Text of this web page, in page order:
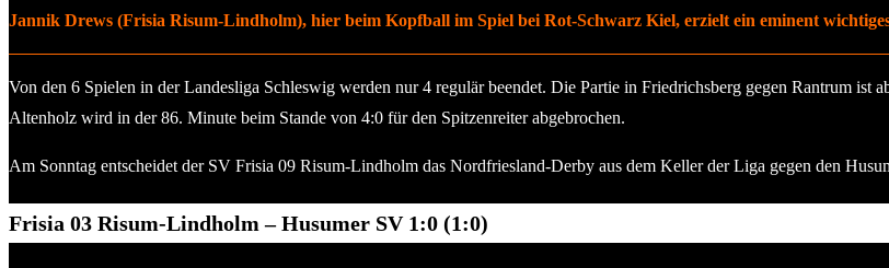
Jannik Drews (Frisia Risum-Lindholm), hier beim Kopfball im Spiel bei Rot-Schwarz Kiel, erzielt ein eminent
Von den 6 Spielen in der Landesliga Schleswig werden nur 4 regulär beendet. Die Partie in Friedrichsberg gegen Rantrum
Altenholz wird in der 86. Minute beim Stande von 4:0 für den Spitzenreiter abgebrochen.
Am Sonntag entscheidet der SV Frisia 09 Risum-Lindholm das Nordfriesland-Derby aus dem Keller der Liga gegen den
Frisia 03 Risum-Lindholm – Husumer SV 1:0 (1:0)